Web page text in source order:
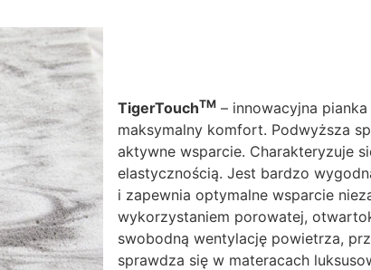
TigerTouchTM – innowacyjna
maksymalny komfort. Podwyższa
aktywne wsparcie. Charakteryzuje
elastycznością. Jest bardzo
i zapewnia optymalne wsparcie
wykorzystaniem porowatej,
swobodną wentylację powietrza,
sprawdza się w materacach